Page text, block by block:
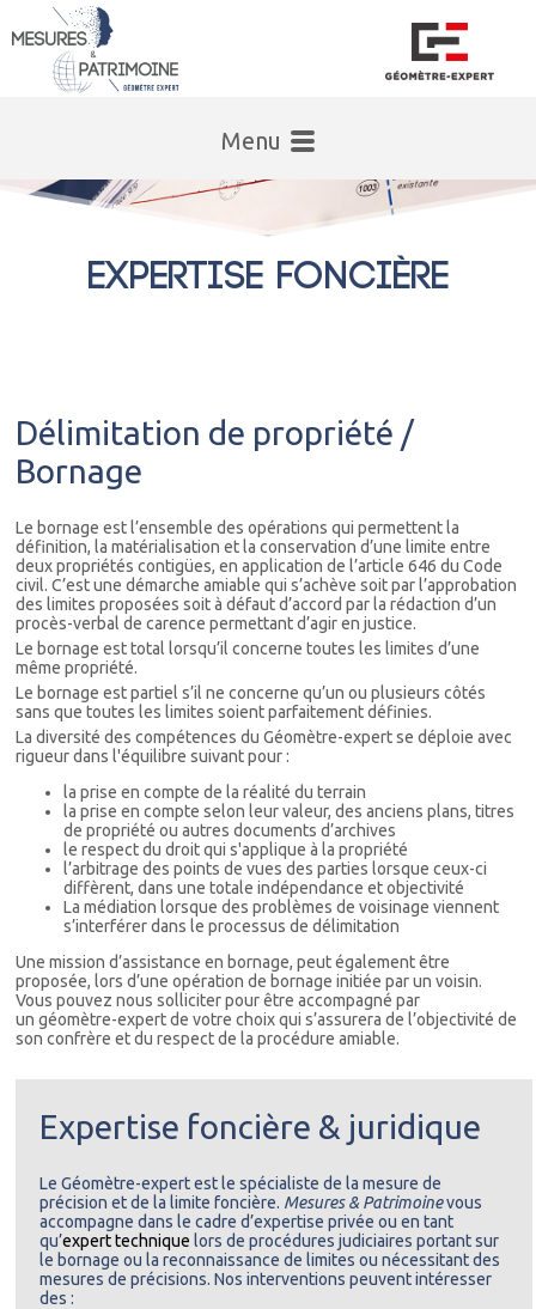
Menu
EXPERTISE FONCIÈRE
Délimitation de propriété /
Bornage
Le bornage est l’ensemble des opérations qui permettent la
définition, la matérialisation et la conservation d’une limite entre
deux propriétés contigües, en application de l’article 646 du Code
civil. C’est une démarche amiable qui s’achève soit par l’approbation
des limites proposées soit à défaut d’accord par la rédaction d’un
procès-verbal de carence permettant d’agir en justice.
Le bornage est total lorsqu’il concerne toutes les limites d’une
même propriété.
Le bornage est partiel s’il ne concerne qu’un ou plusieurs côtés
sans que toutes les limites soient parfaitement définies.
La diversité des compétences du Géomètre-expert se déploie avec
rigueur dans l'équilibre suivant pour :
la prise en compte de la réalité du terrain
la prise en compte selon leur valeur, des anciens plans, titres
de propriété ou autres documents d’archives
le respect du droit qui s'applique à la propriété
l’arbitrage des points de vues des parties lorsque ceux-ci
diffèrent, dans une totale indépendance et objectivité
La médiation lorsque des problèmes de voisinage viennent
s’interférer dans le processus de délimitation
Une mission d’assistance en bornage, peut également être
proposée, lors d’une opération de bornage initiée par un voisin.
Vous pouvez nous solliciter pour être accompagné par
un géomètre-expert de votre choix qui s’assurera de l’objectivité de
son confrère et du respect de la procédure amiable.
Expertise foncière & juridique
Le Géomètre-expert est le spécialiste de la mesure de
précision et de la limite foncière. Mesures & Patrimoinevous
accompagne dans le cadre d’expertise privée ou en tant
qu’expert technique lors de procédures judiciaires portant sur
le bornage ou la reconnaissance de limites ou nécessitant des
mesures de précisions. Nos interventions peuvent intéresser
des :